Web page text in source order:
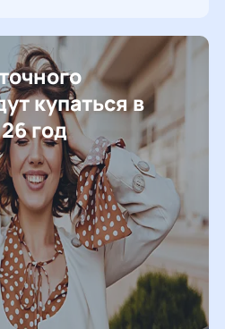
купаться в
год